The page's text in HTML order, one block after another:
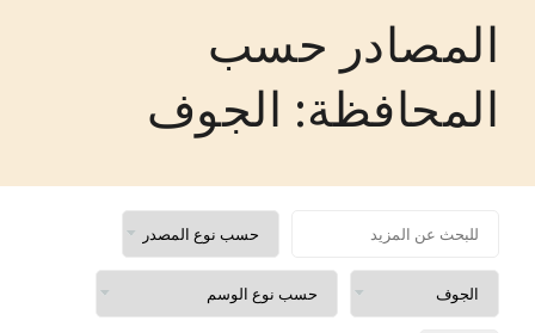
المحافظات
للتواصل معنا
المصادر حسب
المحافظة: الجوف